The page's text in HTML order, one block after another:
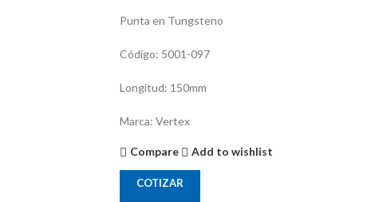
Punta en Tungsteno
Código: 5001-097
Longitud: 150mm
Marca: Vertex
Compare Add to wishlist
COTIZAR